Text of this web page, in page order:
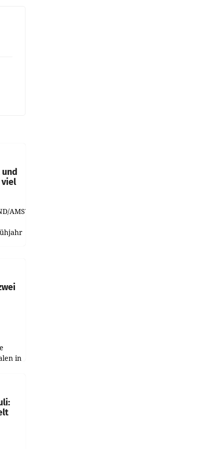
und
viel
AMSTERDAM.
in
in